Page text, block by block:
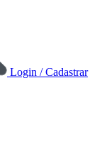
Login / Cadastrar